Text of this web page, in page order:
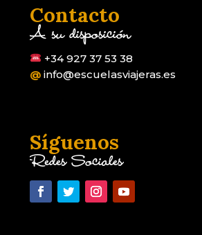
Contacto
A su disposición
+34 927 37 53 38
@ info@escuelasviajeras.es
Síguenos
Redes Sociales